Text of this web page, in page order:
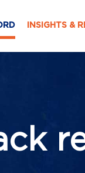
INSIGHTS &